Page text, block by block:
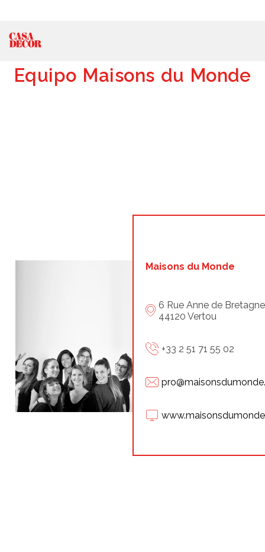
Equipo Maisons du Monde
Maisons du Monde
6 Rue Anne de
44120 Vertou
+33 2 51 71 55 02